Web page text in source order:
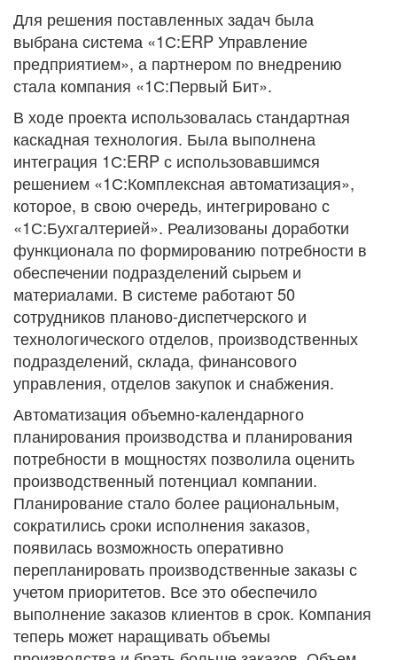
Для решения поставленных задач была
выбрана система «1С:ERP Управление
предприятием», а партнером по внедрению
стала компания «1С:Первый Бит».
В ходе проекта использовалась стандартная
каскадная технология. Была выполнена
интеграция 1С:ERP с использовавшимся
решением «1С:Комплексная автоматизация»,
которое, в свою очередь, интегрировано с
«1С:Бухгалтерией». Реализованы доработки
функционала по формированию потребности в
обеспечении подразделений сырьем и
материалами. В системе работают 50
сотрудников планово-диспетчерского и
технологического отделов, производственных
подразделений, склада, финансового
управления, отделов закупок и снабжения.
Автоматизация объемно-календарного
планирования производства и планирования
потребности в мощностях позволила оценить
производственный потенциал компании.
Планирование стало более рациональным,
сократились сроки исполнения заказов,
появилась возможность оперативно
перепланировать производственные заказы с
учетом приоритетов. Все это обеспечило
выполнение заказов клиентов в срок. Компания
теперь может наращивать объемы